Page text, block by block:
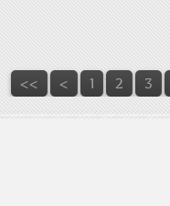
<< < 1 2 3